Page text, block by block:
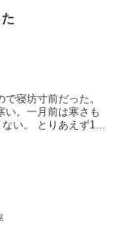
寝坊寸前だった。
い。一月前は寒さも
い。 とりあえず1週